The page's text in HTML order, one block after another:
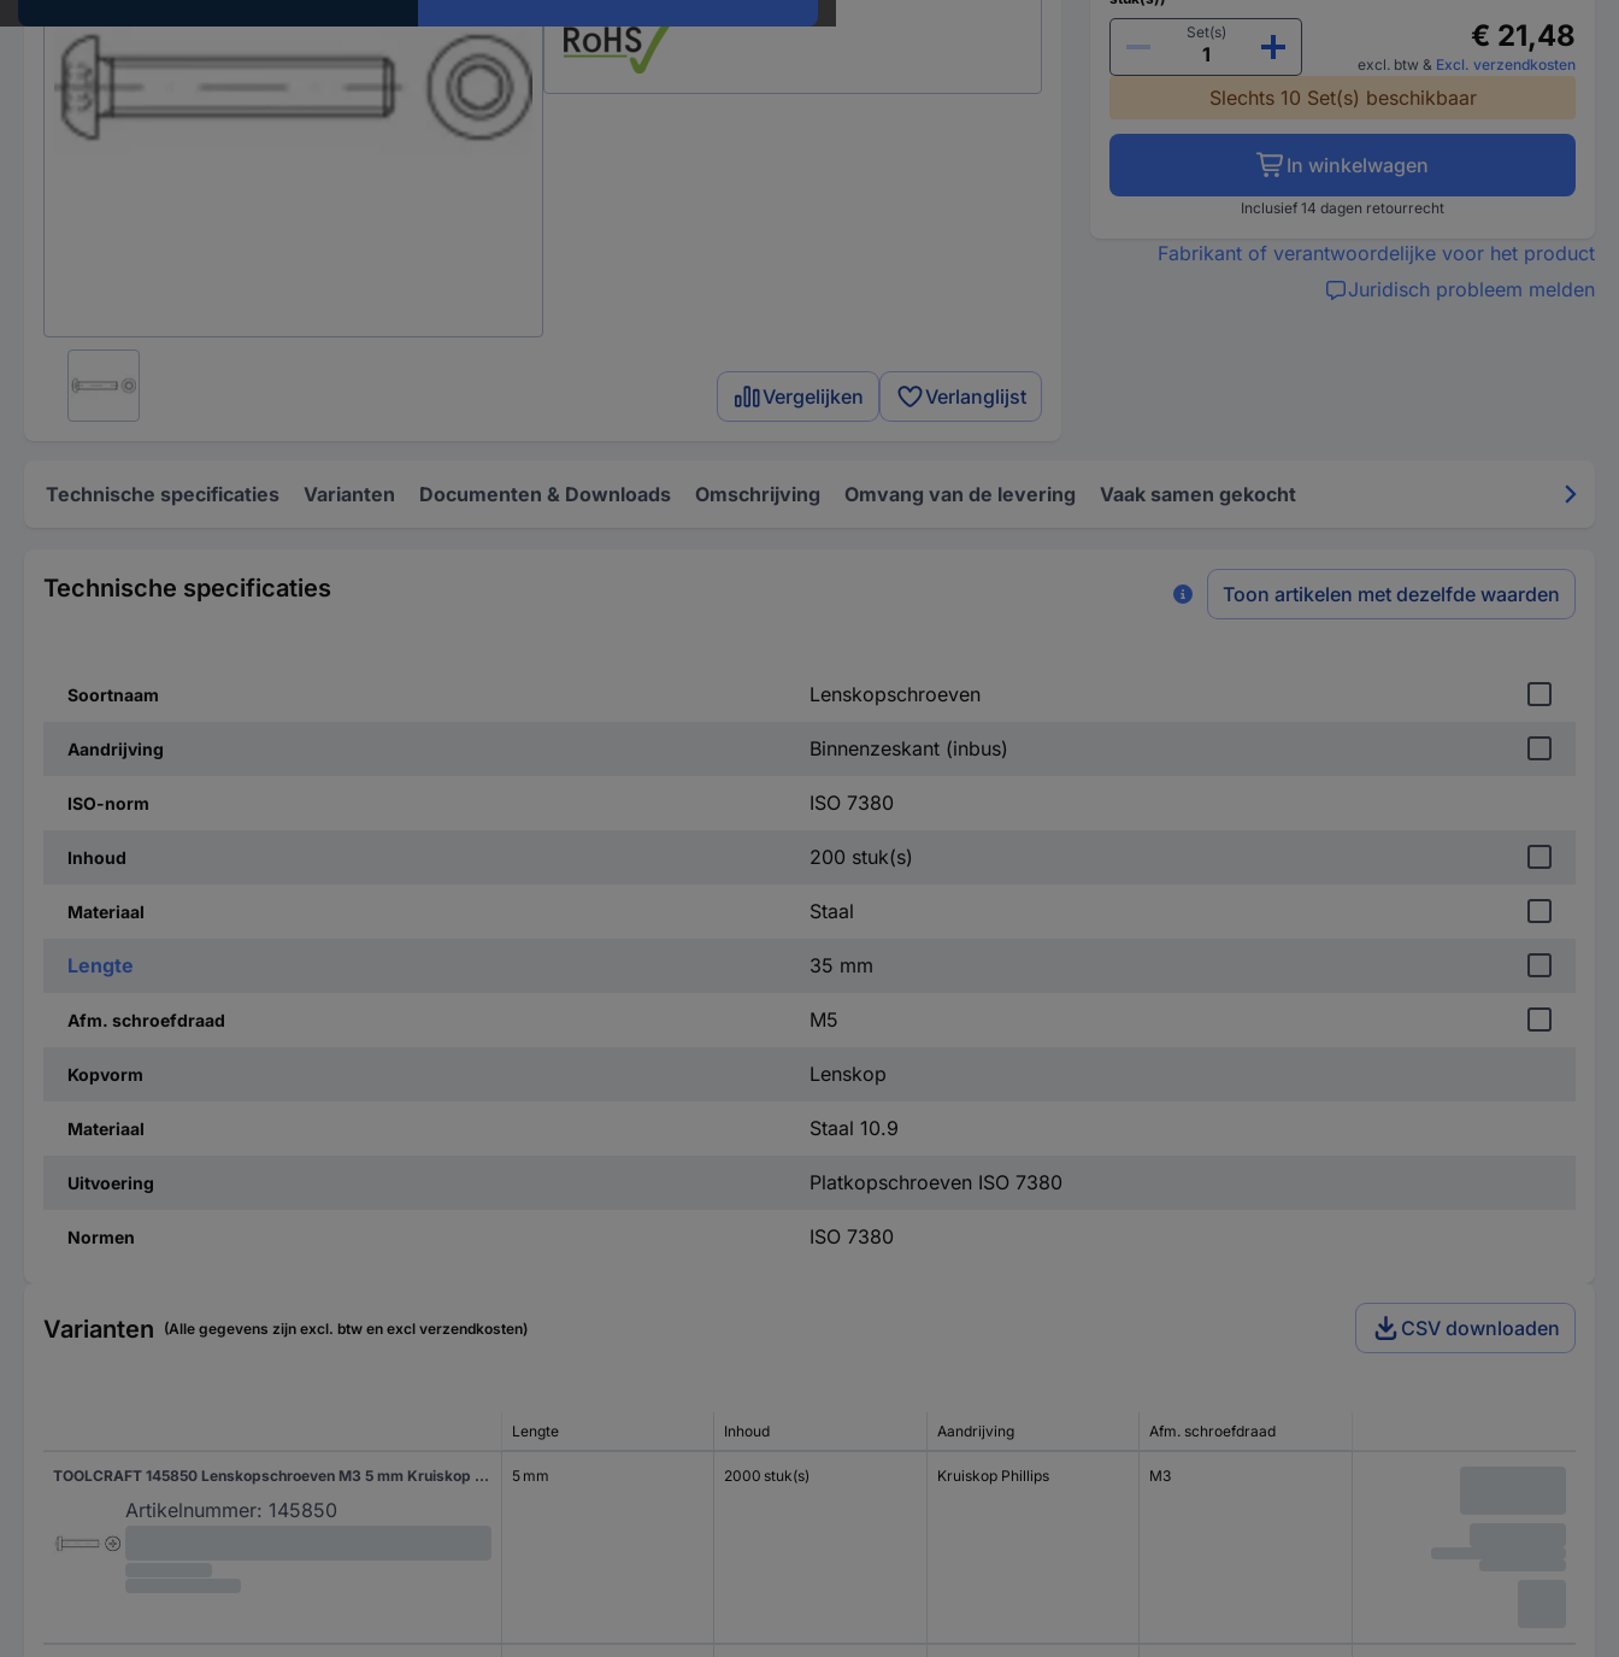
Vergelijken Verlanglijst
Set(s)
€ 21,48
excl. btw & Excl. verzendkosten
Slechts 10 Set(s) beschikbaar
In winkelwagen
Inclusief 14 dagen retourrecht
Fabrikant of verantwoordelijke voor het product
Juridisch probleem melden
Technische specificaties Varianten Documenten & Downloads Omschrijving Omvang van de levering Vaak samen gekocht
Technische specificaties Toon artikelen met dezelfde waarden
Soortnaam Lenskopschroeven
Aandrijving Binnenzeskant (inbus)
ISO-norm ISO 7380
Inhoud 200 stuk(s)
Materiaal Staal
Lengte 35 mm
Afm. schroefdraad M5
Kopvorm Lenskop
Materiaal Staal 10.9
Uitvoering Platkopschroeven ISO 7380
Normen ISO 7380
Varianten (Alle gegevens zijn excl. btw en excl verzendkosten) CSV downloaden
Lengte Inhoud Aandrijving Afm. schroefdraad
TOOLCRAFT 145850 Lenskopschroeven M3 5 mm Kruiskop Phillips DIN 7985 Staal 2000 stuk(s)
Artikelnummer: 145850
5 mm 2000 stuk(s) Kruiskop Phillips M3